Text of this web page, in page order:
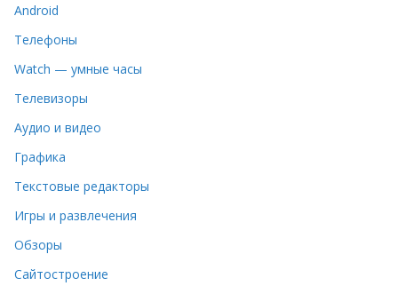
Android
Телефоны
Watch — умные часы
Телевизоры
Аудио и видео
Графика
Текстовые редакторы
Игры и развлечения
Обзоры
Сайтостроение